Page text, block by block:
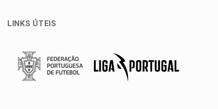
LINKS ÚTEIS